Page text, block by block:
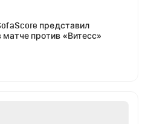
представил
против «Витесс»